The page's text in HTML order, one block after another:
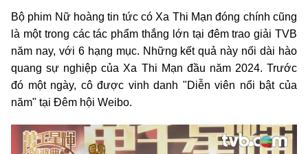
Bộ phim Nữ hoàng tin tức có Xa Thi Mạn đóng chính cũng
là một trong các tác phẩm thắng lớn tại đêm trao giải TVB
năm nay, với 6 hạng mục. Những kết quả này nối dài hào
quang sự nghiệp của Xa Thi Mạn đầu năm 2024. Trước
đó một ngày, cô được vinh danh "Diễn viên nổi bật của
năm" tại Đêm hội Weibo.